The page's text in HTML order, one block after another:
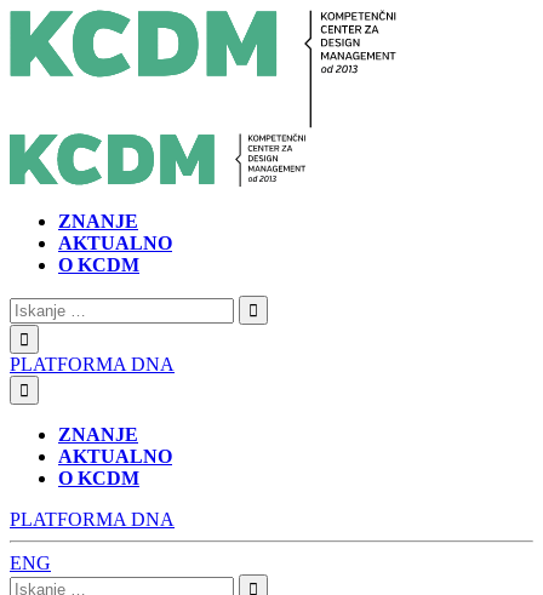
ZNANJE
AKTUALNO
O KCDM
Iskanje:
PLATFORMA DNA
ZNANJE
AKTUALNO
O KCDM
PLATFORMA DNA
ENG
Iskanje: